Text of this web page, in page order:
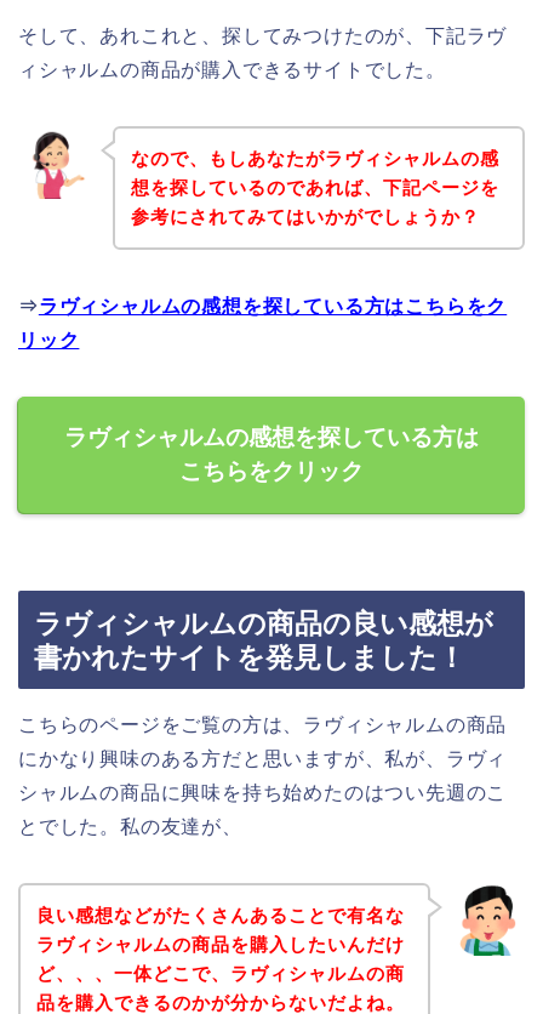
そして、あれこれと、探してみつけたのが、下記ラヴ
ィシャルムの商品が購入できるサイトでした。
なので、もしあなたがラヴィシャルムの感
想を探しているのであれば、下記ページを
参考にされてみてはいかがでしょうか？
⇒ラヴィシャルムの感想を探している方はこちらをク
リック
ラヴィシャルムの感想を探している方は
こちらをクリック
ラヴィシャルムの商品の良い感想が
書かれたサイトを発見しました！
こちらのページをご覧の方は、ラヴィシャルムの商品
にかなり興味のある方だと思いますが、私が、ラヴィ
シャルムの商品に興味を持ち始めたのはつい先週のこ
とでした。私の友達が、
良い感想などがたくさんあることで有名な
ラヴィシャルムの商品を購入したいんだけ
ど、、、一体どこで、ラヴィシャルムの商
品を購入できるのかが分からないだよね。